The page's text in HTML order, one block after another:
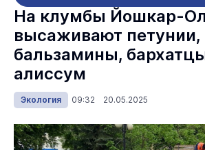
На клумбы Йошкар-
высаживают петунии,
бальзамины,
алиссум
Экология 09:32 20.05.2025